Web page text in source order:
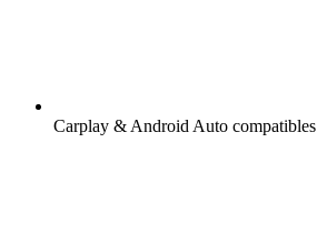
Carplay & Android Auto compatibles